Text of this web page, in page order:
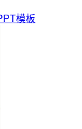
模板